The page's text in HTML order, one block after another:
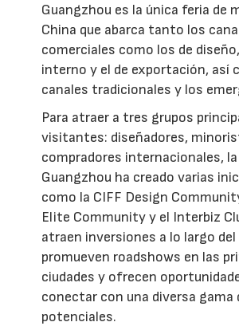
Guangzhou es la única feria de
China que abarca tanto los
comerciales como los de
interno y el de exportación, así
canales tradicionales y los
Para atraer a tres grupos
visitantes: diseñadores,
compradores internacionales, la
Guangzhou ha creado varias
como la CIFF Design
Elite Community y el Interbiz
atraen inversiones a lo largo del
promueven roadshows en las
ciudades y ofrecen
conectar con una diversa gama
potenciales.